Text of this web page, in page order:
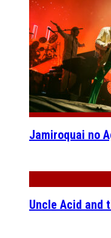
Jamiroquai no
Uncle Acid and